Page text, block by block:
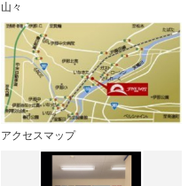
山々
アクセスマップ